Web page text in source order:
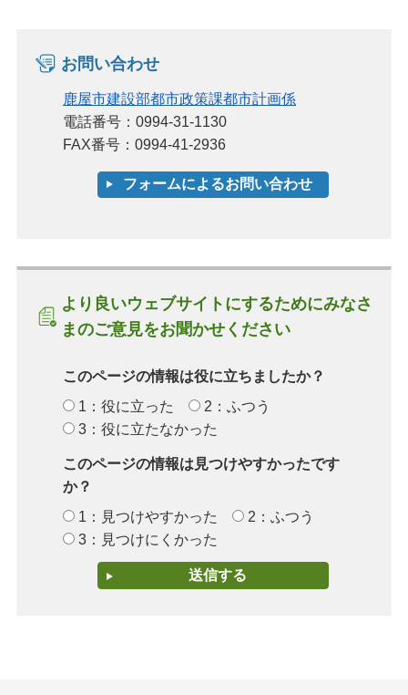
お問い合わせ
鹿屋市建設部都市政策課都市計画係
電話番号：0994-31-1130
FAX番号：0994-41-2936
より良いウェブサイトにするためにみなさ
まのご意見をお聞かせください
このページの情報は役に立ちましたか？
1：役に立った
2：ふつう
3：役に立たなかった
このページの情報は見つけやすかったです
か？
1：見つけやすかった
2：ふつう
3：見つけにくかった